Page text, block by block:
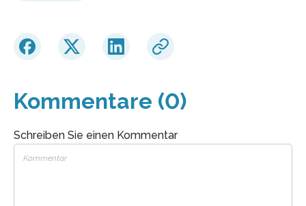
Kommentare (0)
Schreiben Sie einen Kommentar